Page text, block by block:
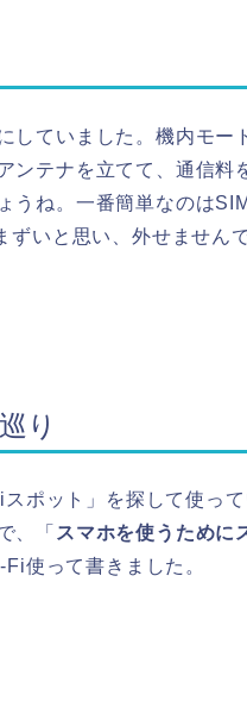
していました。機内モー
ンテナを立てて、通信料
うね。一番簡単なのは
ずいと思い、外せません
り
ポット」を探して使っ
、「 スマホを使うために
使って書きました。